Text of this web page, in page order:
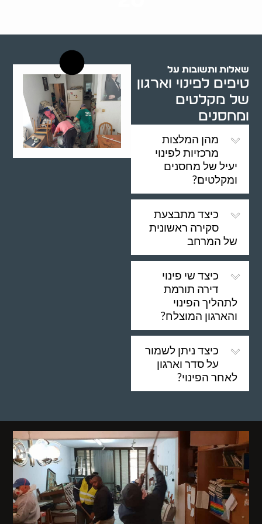
שאלות ותשובות על
טיפים לפינוי וארגון
של מקלטים
ומחסנים
מהן המלצות
מרכזיות לפינוי
יעיל של מחסנים
ומקלטים?
כיצד מתבצעת
סקירה ראשונית
של המרחב
כיצד שי פינוי
דירה תורמת
לתהליך הפינוי
והארגון המוצלח?
כיצד ניתן לשמור
על סדר וארגון
לאחר הפינוי?